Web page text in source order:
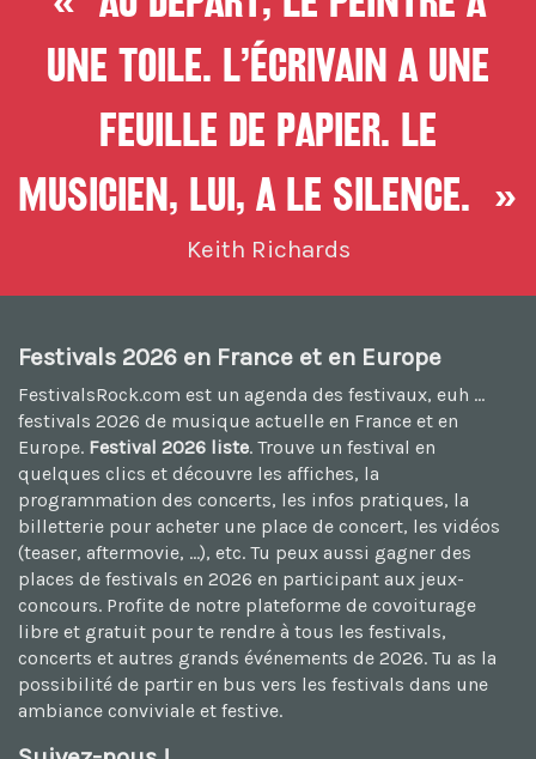
une toile. L’écrivain a une
feuille de papier. Le
musicien, lui, a le silence. »
Keith Richards
Festivals 2026 en France et en Europe
FestivalsRock.com est un agenda des festivaux, euh ...
festivals 2026 de musique actuelle en France et en
Europe. Festival 2026 liste. Trouve un festival en
quelques clics et découvre les affiches, la
programmation des concerts, les infos pratiques, la
billetterie pour acheter une place de concert, les vidéos
(teaser, aftermovie, ...), etc. Tu peux aussi gagner des
places de festivals en 2026 en participant aux jeux-
concours. Profite de notre plateforme de covoiturage
libre et gratuit pour te rendre à tous les festivals,
concerts et autres grands événements de 2026. Tu as la
possibilité de partir en bus vers les festivals dans une
ambiance conviviale et festive.